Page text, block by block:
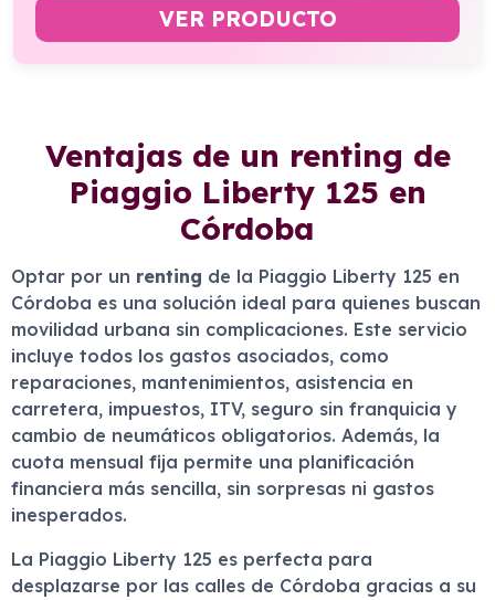
VER PRODUCTO
Ventajas de un renting de
Piaggio Liberty 125 en
Córdoba
Optar por un renting de la Piaggio Liberty 125 en
Córdoba es una solución ideal para quienes buscan
movilidad urbana sin complicaciones. Este servicio
incluye todos los gastos asociados, como
reparaciones, mantenimientos, asistencia en
carretera, impuestos, ITV, seguro sin franquicia y
cambio de neumáticos obligatorios. Además, la
cuota mensual fija permite una planificación
financiera más sencilla, sin sorpresas ni gastos
inesperados.
La Piaggio Liberty 125 es perfecta para
desplazarse por las calles de Córdoba gracias a su